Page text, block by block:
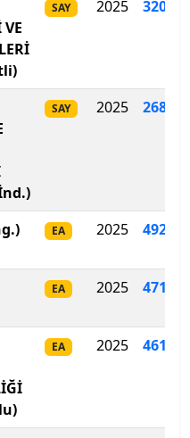
SAY 2025 320
SAY 2025
EA 2025 492
EA 2025
EA 2025